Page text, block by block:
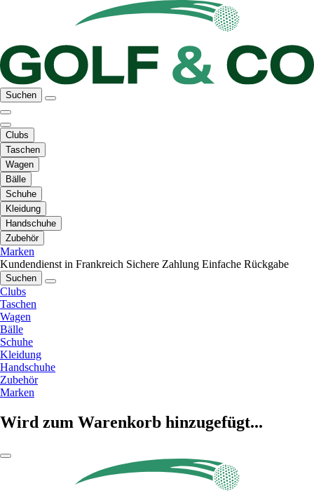
Suchen
Clubs
Taschen
Wagen
Bälle
Schuhe
Kleidung
Handschuhe
Zubehör
Marken
Kundendienst in Frankreich Sichere Zahlung Einfache Rückgabe
Suchen
Clubs
Taschen
Wagen
Bälle
Schuhe
Kleidung
Handschuhe
Zubehör
Marken
Wird zum Warenkorb hinzugefügt...